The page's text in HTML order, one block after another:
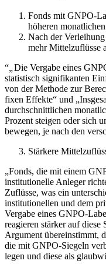
Fonds mit GNPO-
höheren
Nach der
mehr Mittelzuflüsse
“ Die Vergabe eines
statistisch signifikanten
von der Methode zur
fixen Effekte“ und
durchschnittlichen
Prozent steigen oder sich
bewegen, je nach den
Stärkere
„Fonds, die mit einem
institutionelle Anleger
Zuflüsse, was ein
institutionellen und dem
Vergabe eines GNPO-
reagieren stärker auf
Argument übereinstimmt,
die mit GNPO-Siegeln
legen und diese als